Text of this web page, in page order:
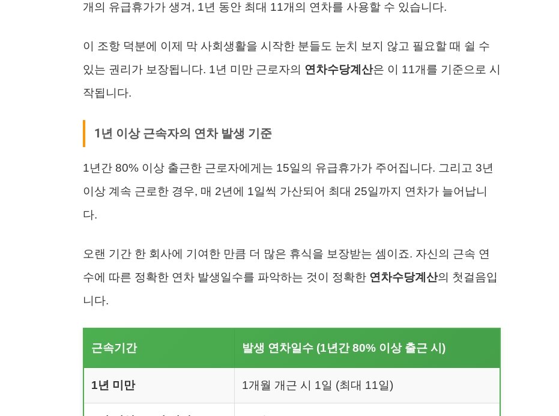
개의 유급휴가가 생겨, 1년 동안 최대 11개의 연차를 사용할 수 있습니다.
이 조항 덕분에 이제 막 사회생활을 시작한 분들도 눈치 보지 않고 필요할 때 쉴 수
있는 권리가 보장됩니다. 1년 미만 근로자의 연차수당계산은 이 11개를 기준으로 시
작됩니다.
1년 이상 근속자의 연차 발생 기준
1년간 80% 이상 출근한 근로자에게는 15일의 유급휴가가 주어집니다. 그리고 3년
이상 계속 근로한 경우, 매 2년에 1일씩 가산되어 최대 25일까지 연차가 늘어납니
다.
오랜 기간 한 회사에 기여한 만큼 더 많은 휴식을 보장받는 셈이죠. 자신의 근속 연
수에 따른 정확한 연차 발생일수를 파악하는 것이 정확한 연차수당계산의 첫걸음입
니다.
근속기간 발생 연차일수 (1년간 80% 이상 출근 시)
1년 미만 1개월 개근 시 1일 (최대 11일)